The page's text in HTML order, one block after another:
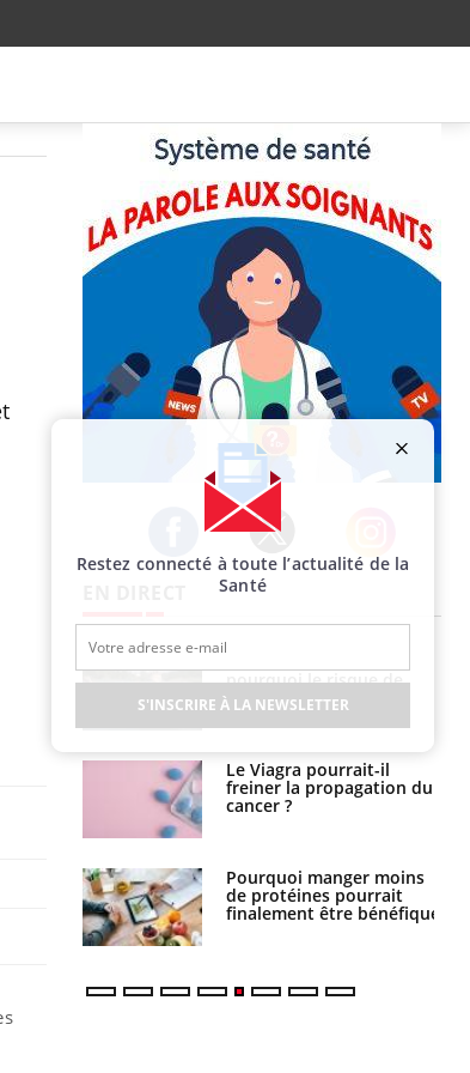
Facebook Twitter Instagram
pourquoi le risque de
noyade grimpe-t-il ?
Le Viagra pourrait-il
freiner la propagation du
cancer ?
Pourquoi manger moins
de protéines pourrait
finalement être bénéfique
que dit la science
Le smartphone nuit-il à
l'apprentissage de la
lecture ?
Mordue par une tique en
vacances, elle reste dans
le coma pendant 42 jours
Restez connecté à toute l’actualité de la
Santé
S'INSCRIRE À LA NEWSLETTER